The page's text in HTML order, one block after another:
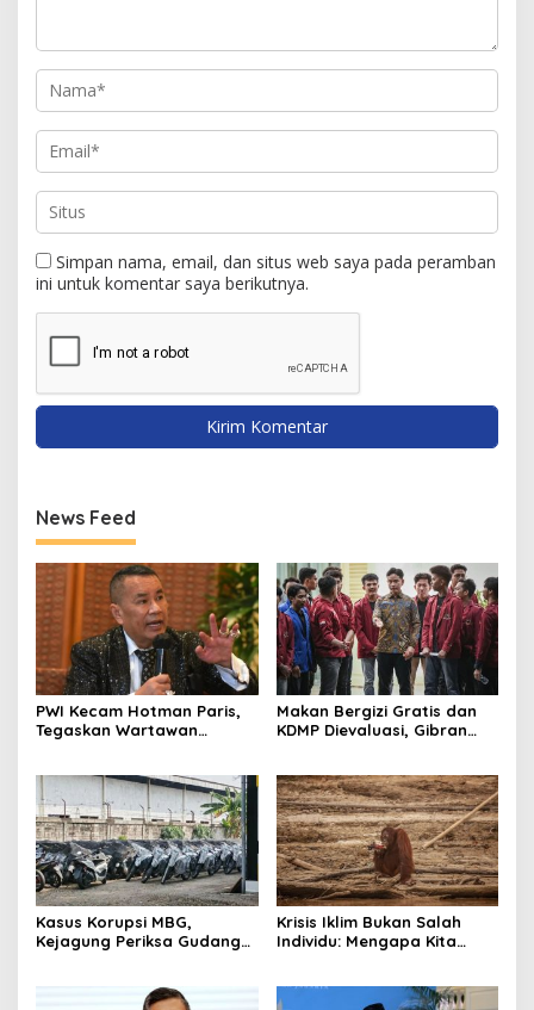
Simpan nama, email, dan situs web saya pada peramban
ini untuk komentar saya berikutnya.
News Feed
PWI Kecam Hotman Paris,
Tegaskan Wartawan
Makan Bergizi Gratis dan
KDMP Dievaluasi, Gibran
Kasus Korupsi MBG,
Kejagung Periksa Gudang
Krisis Iklim Bukan Salah
Individu: Mengapa Kita
Pribadi”?